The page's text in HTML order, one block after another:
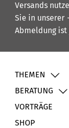
Versands
Sie in unserer
Abmeldung
THEMEN
BERATUNG
VORTRÄGE
SHOP